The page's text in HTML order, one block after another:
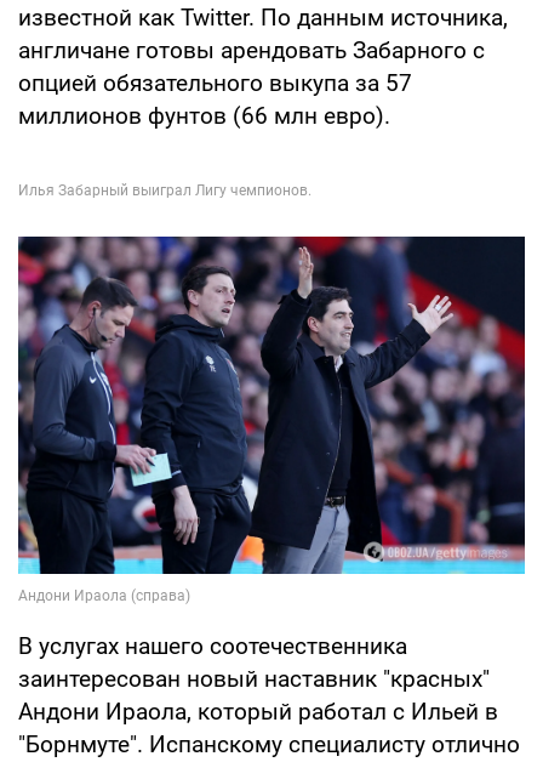
известной как Twitter. По данным источника,
англичане готовы арендовать Забарного с
опцией обязательного выкупа за 57
миллионов фунтов (66 млн евро).
В услугах нашего соотечественника
заинтересован новый наставник "красных"
Андони Ираола, который работал с Ильей в
"Борнмуте". Испанскому специалисту отлично